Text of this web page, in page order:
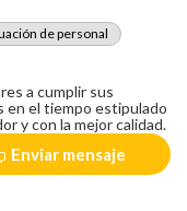
de personal
a cumplir sus
en el tiempo estipulado
y con la mejor calidad.
Enviar mensaje